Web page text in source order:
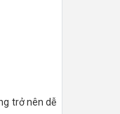
trở nên dễ